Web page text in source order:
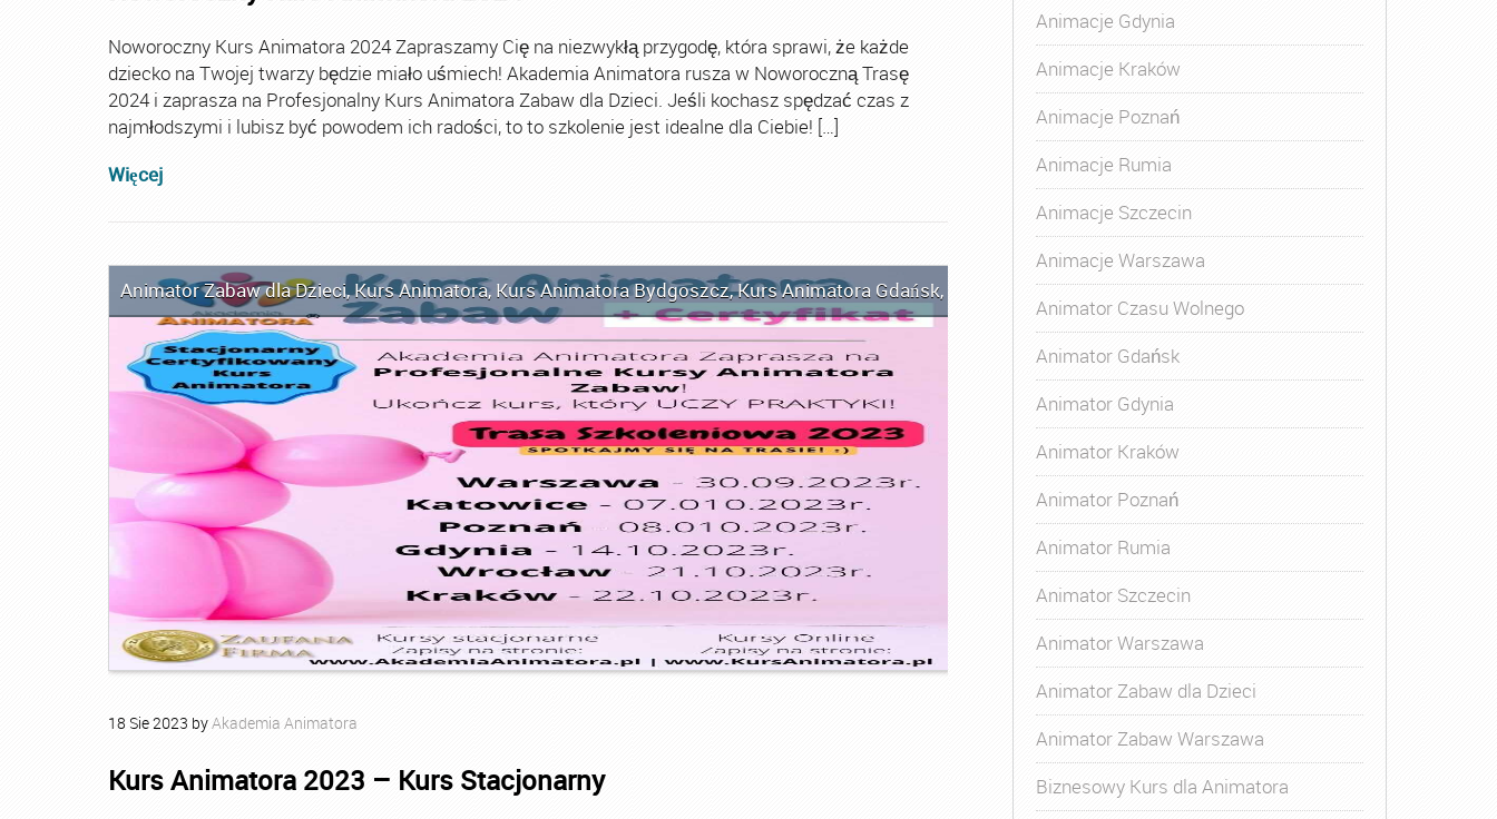
Noworoczny Kurs Animatora 2024 Zapraszamy Cię na niezwykłą przygodę, która sprawi, że każde
dziecko na Twojej twarzy będzie miało uśmiech! Akademia Animatora rusza w Noworoczną Trasę
2024 i zaprasza na Profesjonalny Kurs Animatora Zabaw dla Dzieci. Jeśli kochasz spędzać czas z
najmłodszymi i lubisz być powodem ich radości, to to szkolenie jest idealne dla Ciebie! […]
Więcej
Animator Zabaw dla Dzieci,Kurs Animatora, Kurs Animatora Bydgoszcz,Kurs Animatora Gdańsk, Kurs Animatora Gdynia,Kurs Animatora Katowice
18 Sie2023 byAkademia Animatora
Kurs Animatora 2023 – Kurs Stacjonarny
Animacje Gdynia
Animacje Kraków
Animacje Poznań
Animacje Rumia
Animacje Szczecin
Animacje Warszawa
Animator Czasu Wolnego
Animator Gdańsk
Animator Gdynia
Animator Kraków
Animator Poznań
Animator Rumia
Animator Szczecin
Animator Warszawa
Animator Zabaw dla Dzieci
Animator Zabaw Warszawa
Biznesowy Kurs dla Animatora